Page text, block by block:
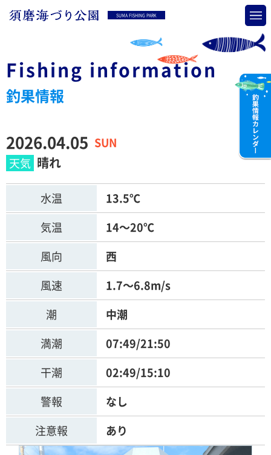
SUMA FISHING PARK
Fishing information
釣果情報
2026.04.05 SUN
晴れ
水温
13.5℃
気温
14～20℃
風向
西
風速
1.7～6.8m/s
潮
中潮
満潮
07:49/21:50
干潮
02:49/15:10
警報
なし
注意報
あり